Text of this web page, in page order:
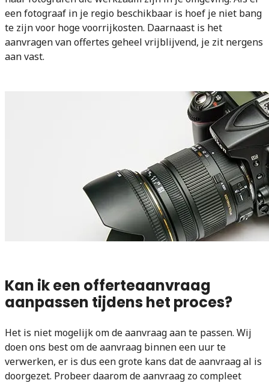
een fotograaf in je regio beschikbaar is hoef je niet bang
te zijn voor hoge voorrijkosten. Daarnaast is het
aanvragen van offertes geheel vrijblijvend, je zit nergens
aan vast.
Kan ik een offerteaanvraag
aanpassen tijdens het proces?
Het is niet mogelijk om de aanvraag aan te passen. Wij
doen ons best om de aanvraag binnen een uur te
verwerken, er is dus een grote kans dat de aanvraag al is
doorgezet. Probeer daarom de aanvraag zo compleet